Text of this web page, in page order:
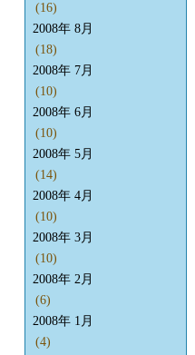
(16)
2008年 8月
(18)
2008年 7月
(10)
2008年 6月
(10)
2008年 5月
(14)
2008年 4月
(10)
2008年 3月
(10)
2008年 2月
(6)
2008年 1月
(4)